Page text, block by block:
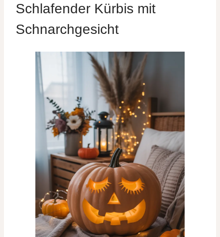
Schlafender Kürbis mit
Schnarchgesicht